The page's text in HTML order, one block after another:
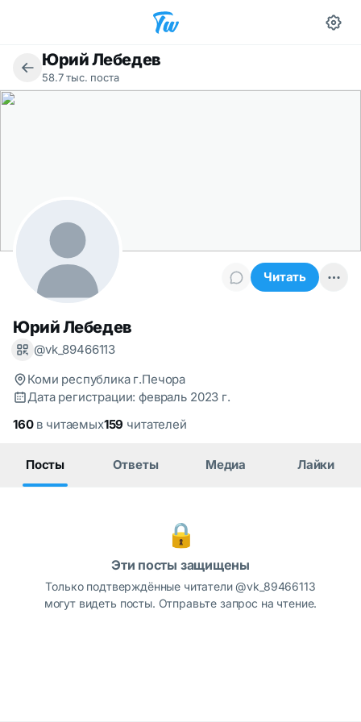
Юрий Лебедев
58.7 тыс. поста
Читать
Юрий Лебедев
@vk_89466113
Коми республика г.Печора
Дата регистрации: февраль 2023 г.
160 в читаемых159 читателей
Посты Ответы Медиа Лайки
🔒
Эти посты защищены
Только подтверждённые читатели @vk_89466113
могут видеть посты. Отправьте запрос на чтение.